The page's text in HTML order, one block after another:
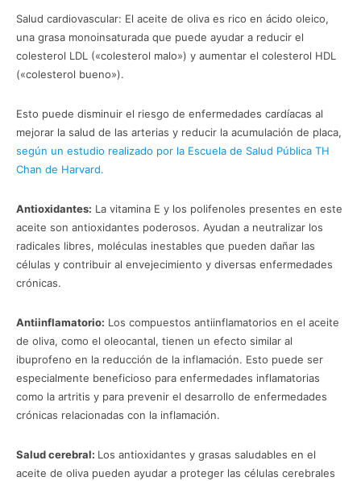
Salud cardiovascular: El aceite de oliva es rico en ácido oleico,
una grasa monoinsaturada que puede ayudar a reducir el
colesterol LDL («colesterol malo») y aumentar el colesterol HDL
(«colesterol bueno»).
Esto puede disminuir el riesgo de enfermedades cardíacas al
mejorar la salud de las arterias y reducir la acumulación de placa,
según un estudio realizado por la Escuela de Salud Pública TH
Chan de Harvard.
Antioxidantes: La vitamina E y los polifenoles presentes en este
aceite son antioxidantes poderosos. Ayudan a neutralizar los
radicales libres, moléculas inestables que pueden dañar las
células y contribuir al envejecimiento y diversas enfermedades
crónicas.
Antiinflamatorio: Los compuestos antiinflamatorios en el aceite
de oliva, como el oleocantal, tienen un efecto similar al
ibuprofeno en la reducción de la inflamación. Esto puede ser
especialmente beneficioso para enfermedades inflamatorias
como la artritis y para prevenir el desarrollo de enfermedades
crónicas relacionadas con la inflamación.
Salud cerebral: Los antioxidantes y grasas saludables en el
aceite de oliva pueden ayudar a proteger las células cerebrales